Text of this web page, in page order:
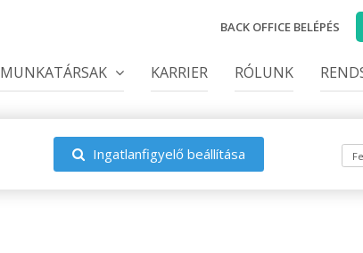
BACK OFFICE BELÉPÉS
MUNKATÁRSAK KARRIER RÓLUNK
Ingatlanfigyelő beállítása